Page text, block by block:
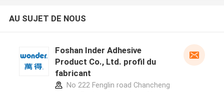
AU SUJET DE NOUS
Foshan Inder Adhesive
Product Co., Ltd. profil du
fabricant
No 222 Fenglin road Chancheng